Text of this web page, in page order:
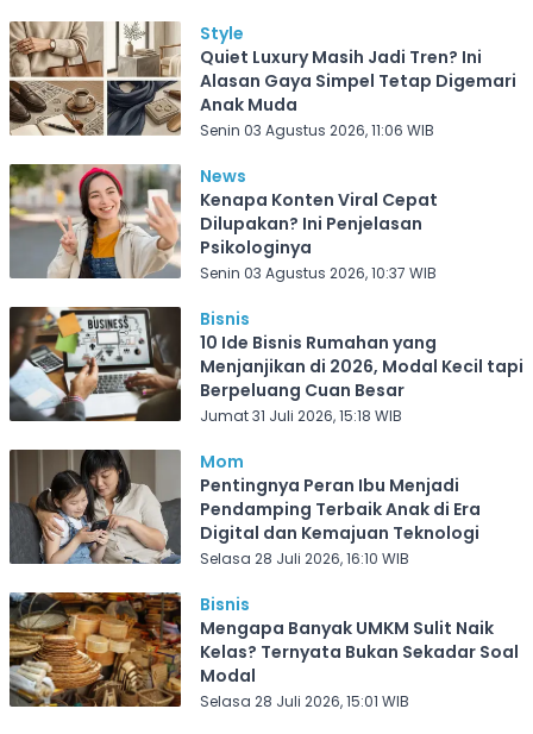
Style
Quiet Luxury Masih Jadi Tren? Ini
Alasan Gaya Simpel Tetap Digemari
Anak Muda
Senin 03 Agustus 2026, 11:06 WIB
News
Kenapa Konten Viral Cepat
Dilupakan? Ini Penjelasan
Psikologinya
Senin 03 Agustus 2026, 10:37 WIB
Bisnis
10 Ide Bisnis Rumahan yang
Menjanjikan di 2026, Modal Kecil tapi
Berpeluang Cuan Besar
Jumat 31 Juli 2026, 15:18 WIB
Mom
Pentingnya Peran Ibu Menjadi
Pendamping Terbaik Anak di Era
Digital dan Kemajuan Teknologi
Selasa 28 Juli 2026, 16:10 WIB
Bisnis
Mengapa Banyak UMKM Sulit Naik
Kelas? Ternyata Bukan Sekadar Soal
Modal
Selasa 28 Juli 2026, 15:01 WIB